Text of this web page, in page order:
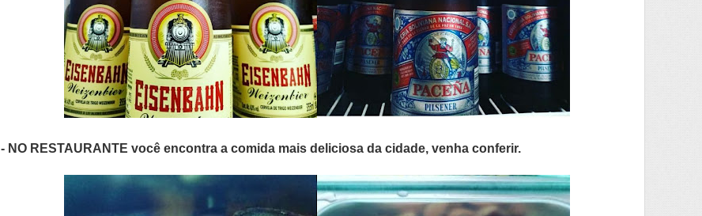
- NO RESTAURANTE você encontra a comida mais deliciosa da cidade, venha conferir.